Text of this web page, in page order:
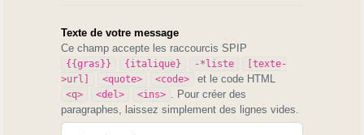
Texte de votre message
Ce champ accepte les raccourcis SPIP
{{gras}} {italique} -*liste
[texte-
>url]
<quote> <code> et le code HTML
<q> <del> <ins>
. Pour créer des
paragraphes, laissez simplement des lignes vides.